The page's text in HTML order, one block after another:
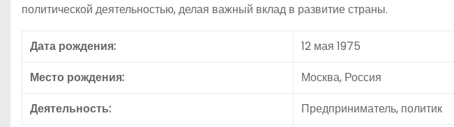
политической деятельностью, делая важный вклад в развитие страны.
Дата рождения:
12 мая 1975
Место рождения:
Москва, Россия
Деятельность:
Предприниматель, политик